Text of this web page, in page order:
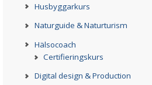
Husbyggarkurs
Naturguide & Naturturism
Hälsocoach
Certifieringskurs
Digital design & Production